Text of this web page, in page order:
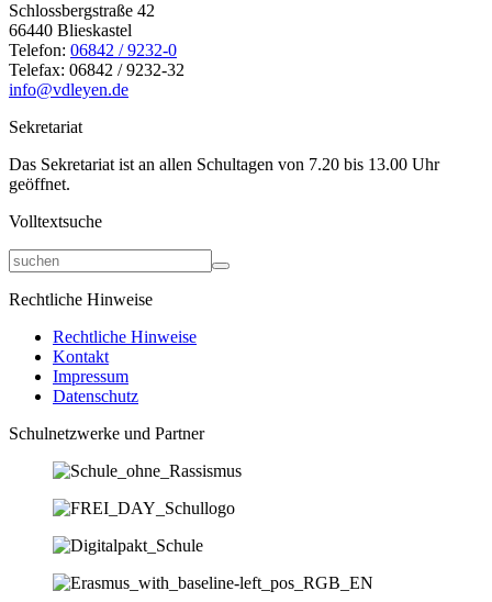
Schlossbergstraße 42
66440 Blieskastel
Telefon: 06842 / 9232-0
Telefax: 06842 / 9232-32
info@vdleyen.de
Sekretariat
Das Sekretariat ist an allen Schultagen von 7.20 bis 13.00 Uhr
geöffnet.
Volltextsuche
Rechtliche Hinweise
Rechtliche Hinweise
Kontakt
Impressum
Datenschutz
Schulnetzwerke und Partner